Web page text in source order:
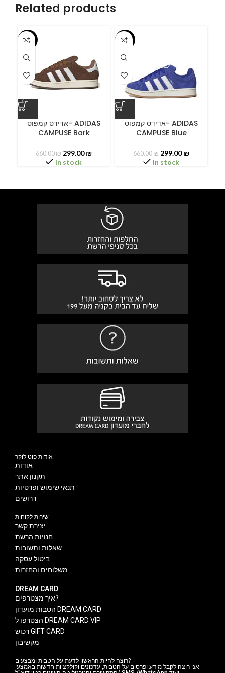
Related products
-55%
אדידס קמפוס- ADIDAS
CAMPUSE Bark
660.00₪ 299.00₪
In stock
-55%
אדידס קמפוס- ADIDAS
CAMPUSE Blue
660.00₪ 299.00₪
In stock
אודות פוט לוקר
אודות
תקנון אתר
תנאי שימוש ופרטיות
דרושים
שירות לקוחות
יצירת קשר
חנויות הרשת
שאלות ותשובות
ביטול עסקה
משלוחים והחזרות
DREAM CARD
איך מצטרפים?
הטבות מועדון DREAM CARD
הצטרפו ל DREAM CARD VIP
רכוש GIFT CARD
מקשיבון
רוצה להיות הראשון לדעת על הטבות ומבצעים?
אני רוצה לקבל מידע ופרסום על הטבות, עדכונים וקולקציות חדשות באמצעי